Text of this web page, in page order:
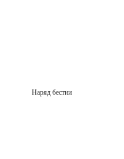
Наряд бестии